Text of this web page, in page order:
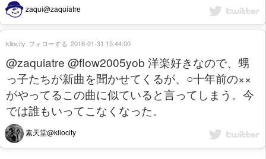
zaqui@zaquiatre
@zaquiatre @flow2005yob 洋楽好きなので、甥
っ子たちが新曲を聞かせてくるが、○十年前の××
がやってるこの曲に似ていると言ってしまう。今
では誰もいってこなくなった。
素天堂@kliocity
kliocity フォローする 2018-01-31 15:44:00